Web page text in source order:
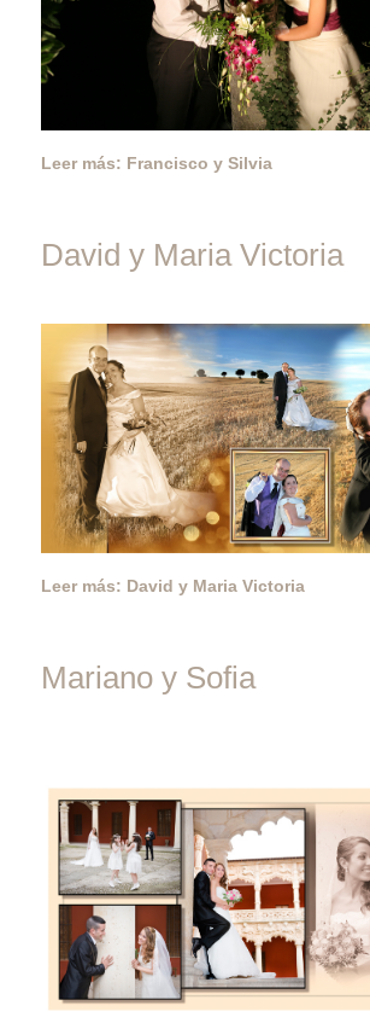
Leer más: Francisco y Silvia
David y Maria Victoria
Leer más: David y Maria Victoria
Mariano y Sofia